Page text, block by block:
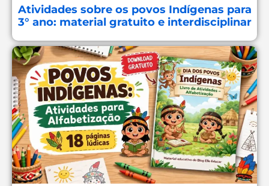
Atividades sobre os povos Indígenas para
3° ano: material gratuito e interdisciplinar